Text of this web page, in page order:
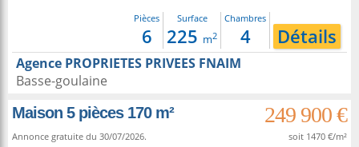
Pièces
6
Surface
225 m2
Chambres
4 Détails
Agence PROPRIETES PRIVEES FNAIM
Basse-goulaine
Maison 5 pièces 170 m²
249 900 €
Annonce gratuite du 30/07/2026. soit 1470 €/m²